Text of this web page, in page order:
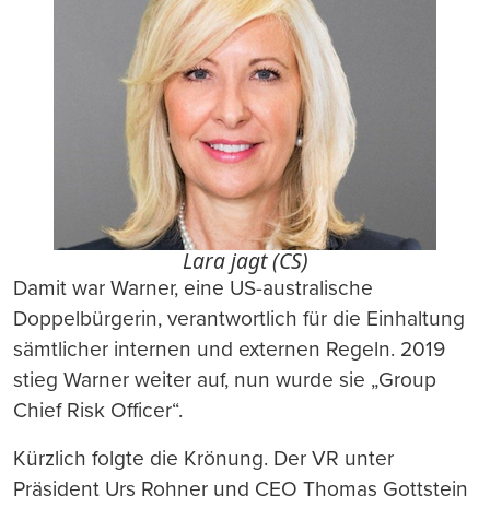
Lara jagt (CS)
Damit war Warner, eine US-australische
Doppelbürgerin, verantwortlich für die Einhaltung
sämtlicher internen und externen Regeln. 2019
stieg Warner weiter auf, nun wurde sie „Group
Chief Risk Officer“.
Kürzlich folgte die Krönung. Der VR unter
Präsident Urs Rohner und CEO Thomas Gottstein